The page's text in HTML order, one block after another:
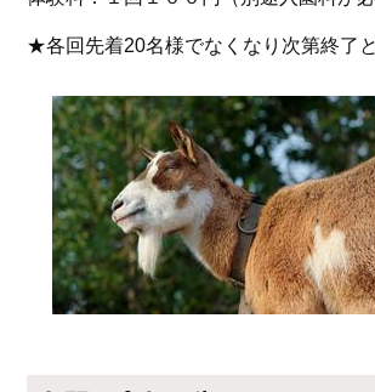
★各回先着20名様でなくなり次第終了と